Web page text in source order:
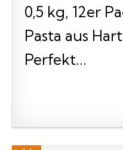
0,5 kg, 12er
Pasta aus
Perfekt...